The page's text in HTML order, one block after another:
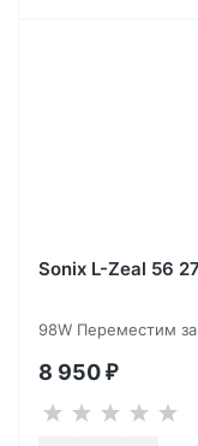
Sonix L-Zeal 56
98W Переместим
8 950 ₽